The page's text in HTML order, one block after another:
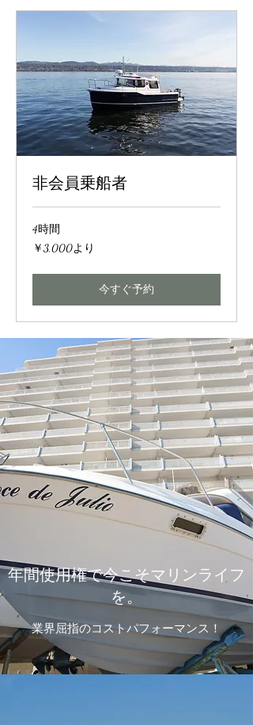
非会員乗船者
4時間
3,000
円
り
￥3,000より
今すぐ予約
年間使用権で今こそマリンライフ
を。
業界屈指のコストパフォーマンス！